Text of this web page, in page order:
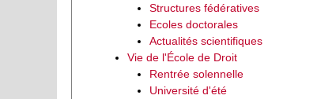
Structures fédératives
Ecoles doctorales
Actualités scientifiques
Vie de l'École de Droit
Rentrée solennelle
Université d'été